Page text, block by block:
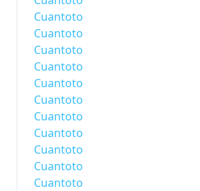
Cuantoto
Cuantoto
Cuantoto
Cuantoto
Cuantoto
Cuantoto
Cuantoto
Cuantoto
Cuantoto
Cuantoto
Cuantoto